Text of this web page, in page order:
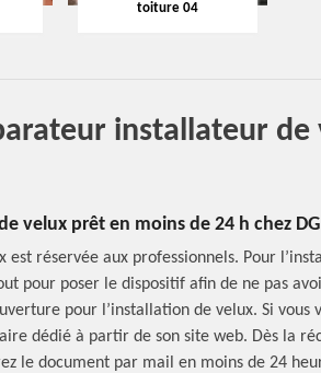
toiture 04
installateur de
velux prêt en moins de 24 h chez
est réservée aux professionnels. Pour
pour poser le dispositif afin de ne pas
pour l’installation de velux. Si
dédié à partir de son site web. Dès la
le document par mail en moins de 24